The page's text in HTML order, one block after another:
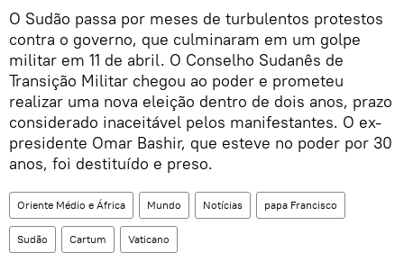
O Sudão passa por meses de turbulentos protestos
contra o governo, que culminaram em um golpe
militar em 11 de abril. O Conselho Sudanês de
Transição Militar chegou ao poder e prometeu
realizar uma nova eleição dentro de dois anos, prazo
considerado inaceitável pelos manifestantes. O ex-
presidente Omar Bashir, que esteve no poder por 30
anos, foi destituído e preso.
Oriente Médio e África Mundo Notícias papa Francisco
Sudão Cartum Vaticano